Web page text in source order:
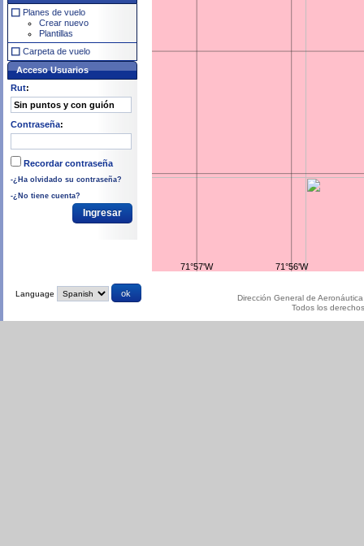
71°57'W 71°56'W
Planes de vuelo
Crear nuevo
Plantillas
Carpeta de vuelo
Acceso Usuarios
Rut:
Contraseña:
Recordar contraseña
-¿Ha olvidado su contraseña?
-¿No tiene cuenta?
Language
Dirección General de
Todos los